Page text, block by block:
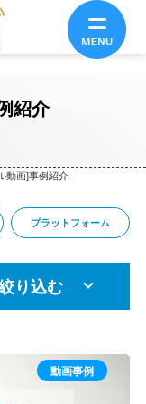
紹介
動画]事例紹介
プラットフォーム
り込む
動画事例